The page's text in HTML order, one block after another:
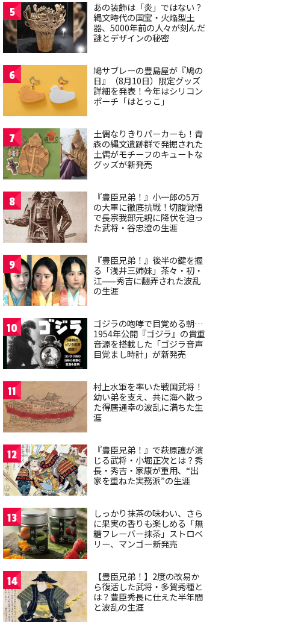
5
あの装飾は「炎」ではない？
縄文時代の国宝・火焔型土
器、5000年前の人々が刻んだ
謎とデザインの秘密
6
鳩サブレーの豊島屋が『鳩の
日』（8月10日）限定グッズ
詳細を発表！今年はシリコン
ポーチ「はとっこ」
7
土偶なりきりパーカーも！青
森の縄文遺跡群で発掘された
土偶がモチーフのキュートな
グッズが新発売
8
『豊臣兄弟！』小一郎の5万
の大軍に徹底抗戦！切腹覚悟
で長宗我部元親に降伏を迫っ
た武将・谷忠澄の生涯
9
『豊臣兄弟！』後半の鍵を握
る「浅井三姉妹」茶々・初・
江——秀吉に翻弄された波乱
の生涯
10
ゴジラの咆哮で目覚める朝…
1954年公開『ゴジラ』の貴重
音源を搭載した「ゴジラ音声
目覚まし時計」が新発売
11
村上水軍を率いた戦国武将！
幼い弟を支え、共に海へ散っ
た得居通幸の波乱に満ちた生
涯
12
『豊臣兄弟！』で萩原護が演
じる武将・小堀正次とは？秀
長・秀吉・家康が重用、“出
家を重ねた実務派”の生涯
13
しっかり抹茶の味わい、さら
に果実の香りも楽しめる「無
糖フレーバー抹茶」ストロベ
リー、マンゴー新発売
14
【豊臣兄弟！】2度の改易か
ら復活した武将・多賀秀種と
は？豊臣秀長に仕えた半年間
と波乱の生涯